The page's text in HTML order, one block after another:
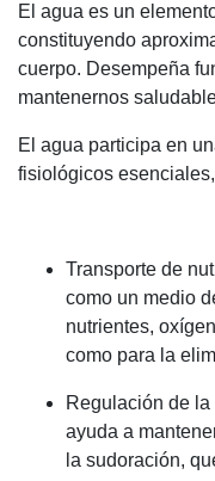
El agua es un
constituyendo
cuerpo. Desempeña
mantenernos
El agua participa en
fisiológicos
Transporte de
como un medio
nutrientes,
como para la
Regulación de
ayuda a
la sudoración,